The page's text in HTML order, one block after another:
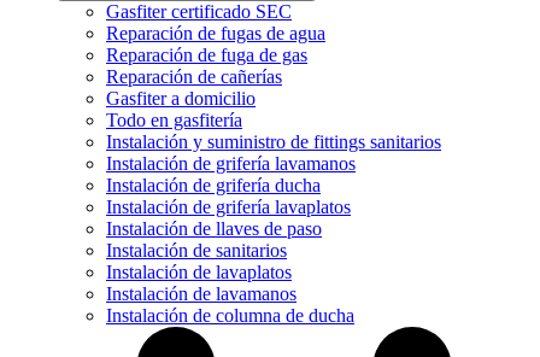
Gasfiter certificado SEC
Reparación de fugas de agua
Reparación de fuga de gas
Reparación de cañerías
Gasfiter a domicilio
Todo en gasfitería
Instalación y suministro de fittings sanitarios
Instalación de grifería lavamanos
Instalación de grifería ducha
Instalación de grifería lavaplatos
Instalación de llaves de paso
Instalación de sanitarios
Instalación de lavaplatos
Instalación de lavamanos
Instalación de columna de ducha